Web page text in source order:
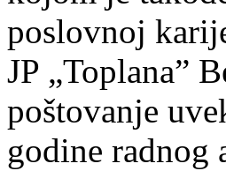
poslovnoj
JP „Toplana”
poštovanje
godine radnog